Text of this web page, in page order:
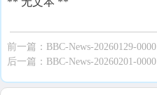
前一篇： BBC-News-20260129-0000
后一篇： BBC-News-20260201-0000